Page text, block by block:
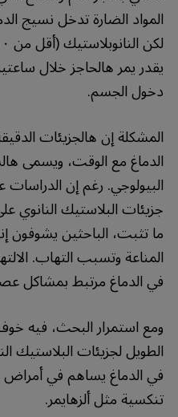
المواد الضارة تدخل نسيج
يقدر يمر هالحاجز خلال
دخول الجسم.
المشكلة إن هالجزيئات
الدماغ مع الوقت، ويسمى
البيولوجي. رغم إن الدراسات
جزيئات البلاستيك النانوي
ما تثبت، الباحثين يشوفون
المناعة وتسبب التهاب.
في الدماغ مرتبط بمشاكل
ومع استمرار البحث، فيه
الطويل لجزيئات البلاستيك
في الدماغ يساهم في
تنكسية مثل ألزهايمر.